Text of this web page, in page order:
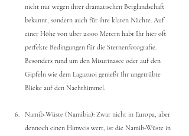
nicht nur wegen ihrer dramatischen Berglandschaft
bekannt, sondern auch für ihre klaren Nächte. Auf
einer Höhe von über 2.000 Metern habt Ihr hier oft
perfekte Bedingungen für die Sternenfotografie.
Besonders rund um den Misurinasee oder auf den
Gipfeln wie dem Lagazuoi genießt Ihr ungetrübte
Blicke auf den Nachthimmel.
Namib-Wüste (Namibia): Zwar nicht in Europa, aber
dennoch einen Hinweis wert, ist die Namib-Wüste in